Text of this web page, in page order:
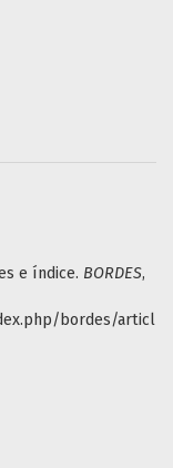
e índice. BORDES,
bordes/articl